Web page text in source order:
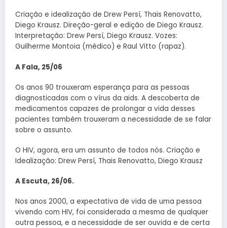
Criação e idealização de Drew Persí, Thais Renovatto,
Diego Krausz. Direção-geral e edição de Diego Krausz.
Interpretação: Drew Persí, Diego Krausz. Vozes:
Guilherme Montoia (médico) e Raul Vitto (rapaz).
A Fala, 25/06
Os anos 90 trouxeram esperança para as pessoas
diagnosticadas com o vírus da aids. A descoberta de
medicamentos capazes de prolongar a vida desses
pacientes também trouxeram a necessidade de se falar
sobre o assunto.
O HIV, agora, era um assunto de todos nós. Criação e
Idealização: Drew Persí, Thais Renovatto, Diego Krausz
A Escuta, 26/06.
Nos anos 2000, a expectativa de vida de uma pessoa
vivendo com HIV, foi considerada a mesma de qualquer
outra pessoa, e a necessidade de ser ouvida e de certa